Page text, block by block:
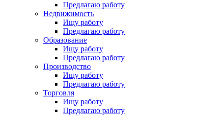
Предлагаю работу
Недвижимость
Ищу работу
Предлагаю работу
Образование
Ищу работу
Предлагаю работу
Производство
Ищу работу
Предлагаю работу
Торговля
Ищу работу
Предлагаю работу